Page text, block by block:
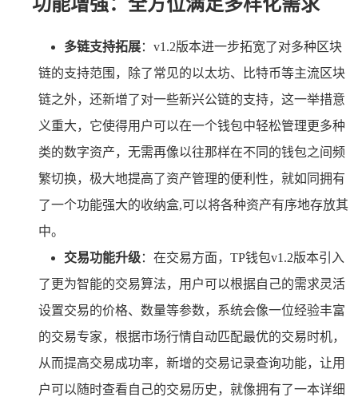
多链支持拓展：v1.2版本进一步拓宽了对多种区块
链的支持范围，除了常见的以太坊、比特币等主流区块
链之外，还新增了对一些新兴公链的支持，这一举措意
义重大，它使得用户可以在一个钱包中轻松管理更多种
类的数字资产，无需再像以往那样在不同的钱包之间频
繁切换，极大地提高了资产管理的便利性，就如同拥有
了一个功能强大的收纳盒,可以将各种资产有序地存放其
中。
交易功能升级：在交易方面，TP钱包v1.2版本引入
了更为智能的交易算法，用户可以根据自己的需求灵活
设置交易的价格、数量等参数，系统会像一位经验丰富
的交易专家，根据市场行情自动匹配最优的交易时机，
从而提高交易成功率，新增的交易记录查询功能，让用
户可以随时查看自己的交易历史，就像拥有了一本详细